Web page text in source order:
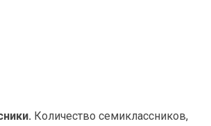
Количество семиклассников,